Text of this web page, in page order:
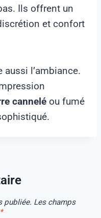
Ils offrent un
et confort
aussi l’ambiance.
cannelé ou fumé
publiée. Les champs
*